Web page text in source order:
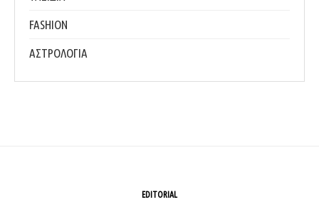
FASHION
ΑΣΤΡΟΛΟΓΙΑ
EDITORIAL